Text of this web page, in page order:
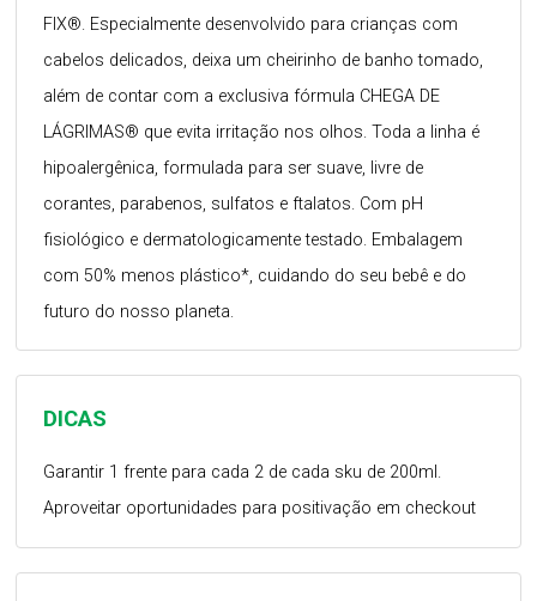
DICAS
Garantir 1 frente para cada 2 de cada sku de 200ml.
Aproveitar oportunidades para positivação em checkout
FIX®. Especialmente desenvolvido para crianças com
cabelos delicados, deixa um cheirinho de banho tomado,
além de contar com a exclusiva fórmula CHEGA DE
LÁGRIMAS® que evita irritação nos olhos. Toda a linha é
hipoalergênica, formulada para ser suave, livre de
corantes, parabenos, sulfatos e ftalatos. Com pH
fisiológico e dermatologicamente testado. Embalagem
com 50% menos plástico*, cuidando do seu bebê e do
futuro do nosso planeta.